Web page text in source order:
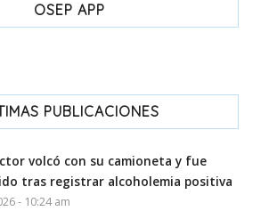
OSEP APP
PUBLICACIONES
volcó con su camioneta y fue
tras registrar alcoholemia positiva
- 10:24 am